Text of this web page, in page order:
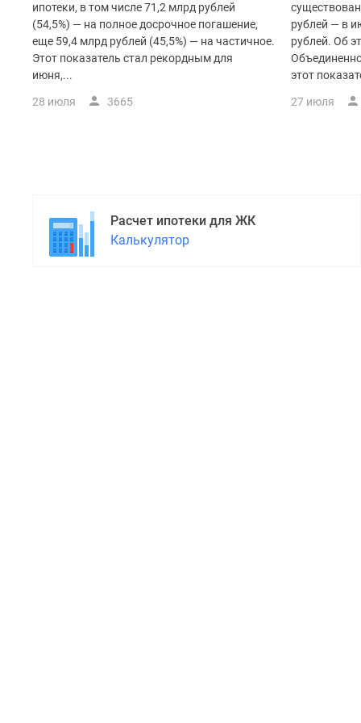
водоема
Коттеджные
поселки
ипотеку
ипотеки, в том числе 71,2 млрд рублей
(54,5%) — на полное досрочное погашение,
еще 59,4 млрд рублей (45,5%) — на частичное.
Этот показатель стал рекордным для
июня,...
28 июля 3665
рублей — в
рублей. Об
этот
27 июля
Расчет ипотеки для ЖК
Калькулятор